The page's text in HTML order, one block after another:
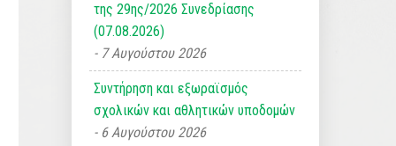
της 29ης/2026 Συνεδρίασης
(07.08.2026)
7 Αυγούστου 2026
Συντήρηση και εξωραϊσμός
σχολικών και αθλητικών υποδομών
6 Αυγούστου 2026